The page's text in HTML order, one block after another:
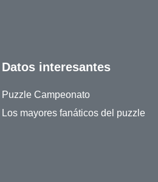
Datos interesantes
Puzzle Campeonato
Los mayores fanáticos del puzzle